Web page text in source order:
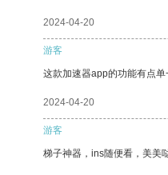
2024-04-20
游客
这款加速器app的功能有点单
2024-04-20
游客
梯子神器，ins随便看，美美